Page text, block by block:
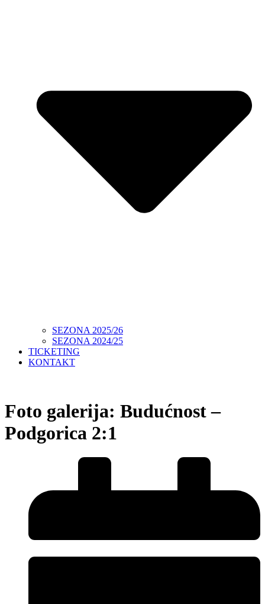
SEZONA 2025/26
SEZONA 2024/25
TICKETING
KONTAKT
Foto galerija: Budućnost –
Podgorica 2:1